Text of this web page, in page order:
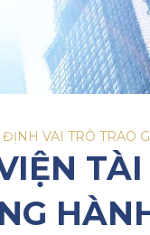
VAI TRÒ TRAO